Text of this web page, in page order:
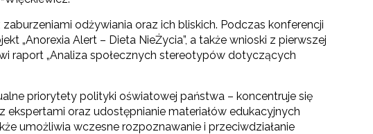
odżywiania oraz ich bliskich. Podczas konferencji
„Anorexia Alert – Dieta NieŻycia”, a także wnioski z pierwszej
raport „Analiza społecznych stereotypów dotyczących
priorytety polityki oświatowej państwa – koncentruje się
oraz udostępnianie materiałów edukacyjnych
umożliwia wczesne rozpoznawanie i przeciwdziałanie